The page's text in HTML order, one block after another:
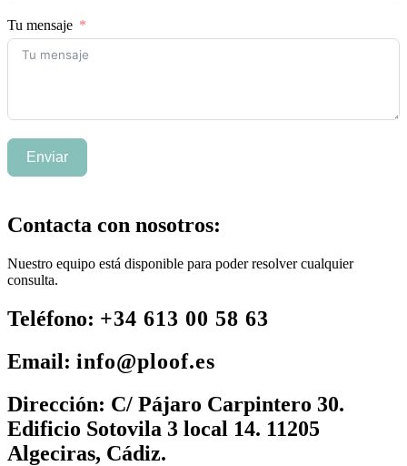
Tu mensaje
Enviar
Contacta con nosotros:
Nuestro equipo está disponible para poder resolver cualquier
consulta.
Teléfono: +34 613 00 58 63
Email: info@ploof.es
Dirección: C/ Pájaro Carpintero 30.
Edificio Sotovila 3 local 14. 11205
Algeciras, Cádiz.